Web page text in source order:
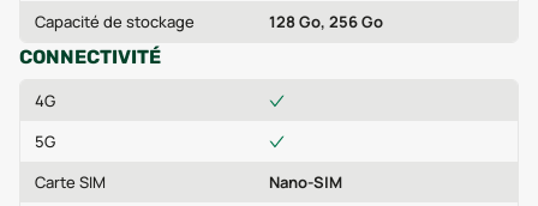
Capacité de stockage
128 Go, 256 Go
CONNECTIVITÉ
4G
5G
Carte SIM
Nano-SIM